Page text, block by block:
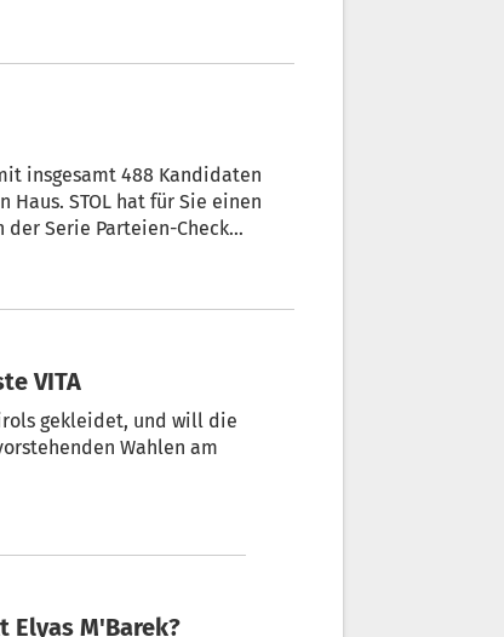
insgesamt 488 Kandidaten
STOL hat für Sie einen
Serie Parteien-Check
VITA
gekleidet, und will die
Wahlen am
Elyas M'Barek?